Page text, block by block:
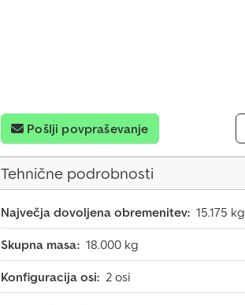
Pošlji povpraševanje
Tehnične podrobnosti
Največja dovoljena obremenitev: 15.175 kg
Skupna masa: 18.000 kg
Konfiguracija osi: 2 osi